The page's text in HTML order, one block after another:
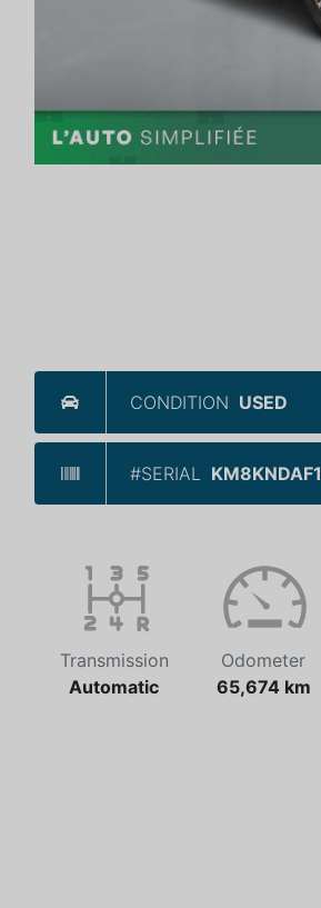
CONDITION USED
#SERIAL
Transmission
Automatic
Odometer
65,674 km